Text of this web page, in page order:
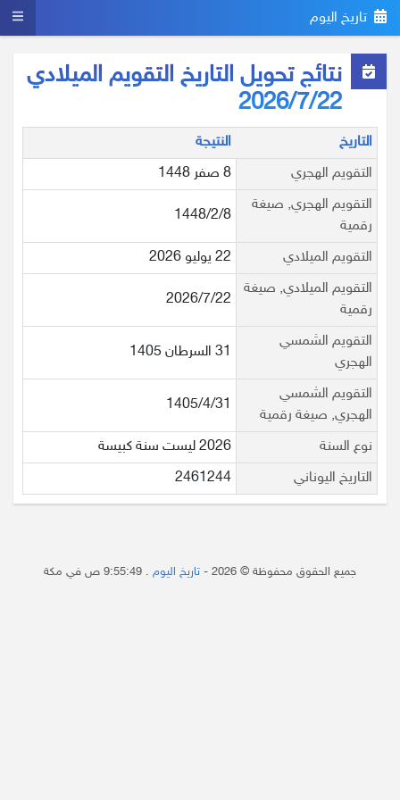
تاريخ اليوم
نتائج تحويل التاريخ التقويم الميلادي
2026/7/22
التاريخ
النتيجة
التقويم الهجري
8 صفر 1448
التقويم الهجري, صيغة
رقمية
1448/2/8
التقويم الميلادي
22 يوليو 2026
التقويم الميلادي, صيغة
رقمية
2026/7/22
التقويم الشمسي
الهجري
31 السرطان 1405
التقويم الشمسي
الهجري, صيغة رقمية
1405/4/31
نوع السنة
2026 ليست سنة كبيسة
التاريخ اليوناني
2461244
جميع الحقوق محفوظة © 2026 - تاريخ اليوم . 9:55:49 ص في مكة